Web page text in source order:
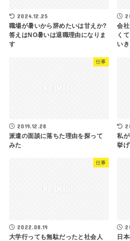
2024.12.25
職場が暑いから辞めたいは甘えか?
答えはNO暑いは退職理由になりま
す
会
く
いき
仕事
2019.12.28
派遣の面談に落ちた理由を探って
みた
私
挙
仕事
2022.08.19
大学行っても無駄だったと社会人
日